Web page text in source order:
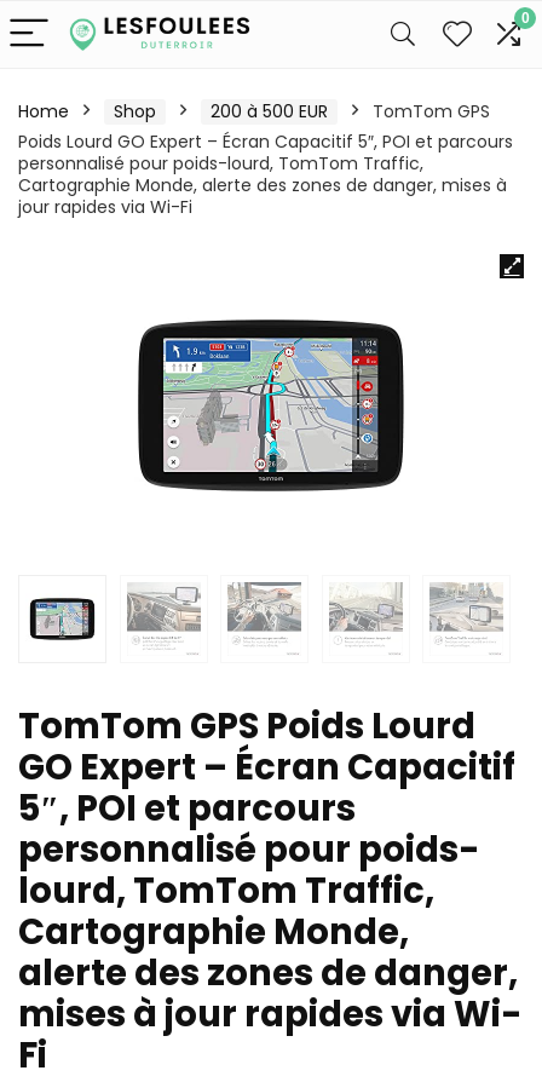
0
Home Shop 200 à 500 EUR
TomTom GPS
Poids Lourd GO Expert – Écran Capacitif 5″, POI et parcours
personnalisé pour poids-lourd, TomTom Traffic,
Cartographie Monde, alerte des zones de danger, mises à
jour rapides via Wi-Fi
TomTom GPS Poids Lourd
GO Expert – Écran Capacitif
5″, POI et parcours
personnalisé pour poids-
lourd, TomTom Traffic,
Cartographie Monde,
alerte des zones de danger,
mises à jour rapides via Wi-
Fi